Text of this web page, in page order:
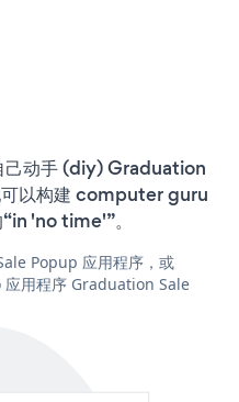
己动手 (diy) Graduation
以构建 computer guru
'no time'”。
Popup 应用程序，或
用程序 Graduation Sale